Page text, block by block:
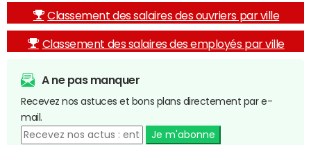
Classement des salaires des ouvriers par ville
Classement des salaires des employés par ville
A ne pas manquer
Recevez nos astuces et bons plans directement par e-
mail.
Je m'abonne